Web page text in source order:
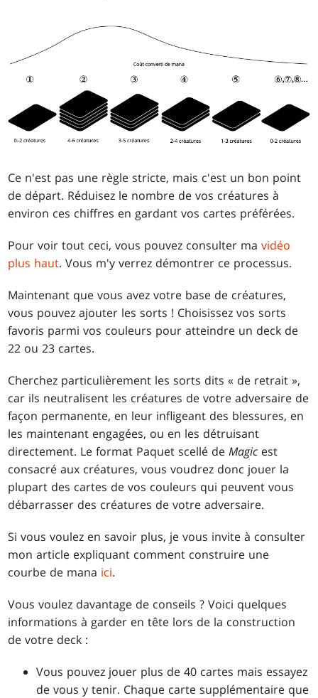
Ce n'est pas une règle stricte, mais c'est un bon point
de départ. Réduisez le nombre de vos créatures à
environ ces chiffres en gardant vos cartes préférées.
Pour voir tout ceci, vous pouvez consulter mavidéo
plus haut. Vous m'y verrez démontrer ce processus.
Maintenant que vous avez votre base de créatures,
vous pouvez ajouter les sorts ! Choisissez vos sorts
favoris parmi vos couleurs pour atteindre un deck de
22 ou 23 cartes.
Cherchez particulièrement les sorts dits « de retrait »,
car ils neutralisent les créatures de votre adversaire de
façon permanente, en leur infligeant des blessures, en
les maintenant engagées, ou en les détruisant
directement. Le format Paquet scellé deMagic est
consacré aux créatures, vous voudrez donc jouer la
plupart des cartes de vos couleurs qui peuvent vous
débarrasser des créatures de votre adversaire.
Si vous voulez en savoir plus, je vous invite à consulter
mon article expliquant comment construire une
courbe de mana ici.
Vous voulez davantage de conseils ? Voici quelques
informations à garder en tête lors de la construction
de votre deck :
Vous pouvez jouer plus de 40 cartes mais essayez
de vous y tenir. Chaque carte supplémentaire que